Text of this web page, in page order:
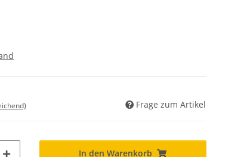
Frage zum Artikel
In den Warenkorb